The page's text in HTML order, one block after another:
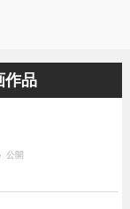
作品
公開